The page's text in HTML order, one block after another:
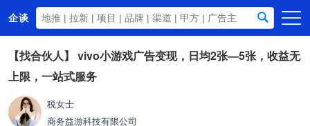
企谈
首页
商务资源
资讯动态
【找合伙人】 vivo小游戏广告变现，日均2张—5张，收益无
上限，一站式服务
税女士
商务益游科技有限公司